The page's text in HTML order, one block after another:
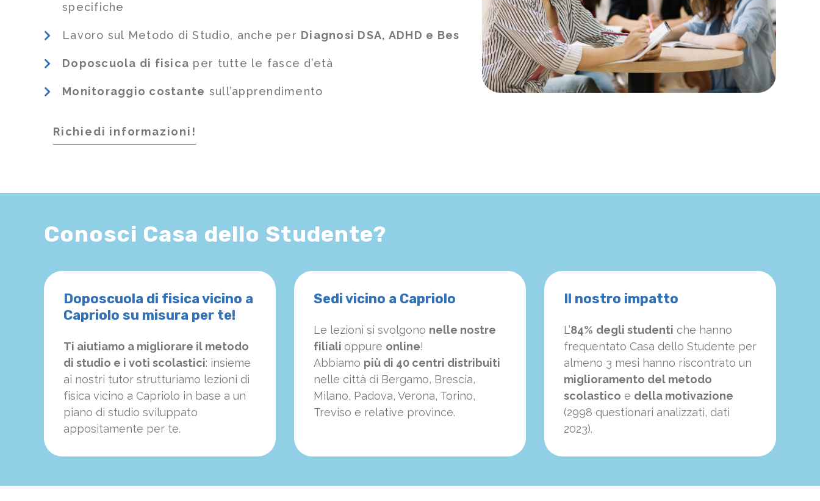
specifiche
Lavoro sul Metodo di Studio, anche per Diagnosi DSA, ADHD e Bes
Doposcuola di fisica per tutte le fasce d’età
Monitoraggio costante sull’apprendimento
Richiedi informazioni!
Conosci Casa dello Studente?
Doposcuola di fisica vicino a
Capriolo su misura per te!
Ti aiutiamo a migliorare il metodo
di studio e i voti scolastici: insieme
ai nostri tutor strutturiamo lezioni di
fisica vicino a Capriolo in base a un
piano di studio sviluppato
appositamente per te.
Sedi vicino a Capriolo
Le lezioni si svolgono nelle nostre
filiali oppure online!
Abbiamo più di 40 centri distribuiti
nelle città di Bergamo, Brescia,
Milano, Padova, Verona, Torino,
Treviso e relative province.
Il nostro impatto
L’84% degli studenti che hanno
frequentato Casa dello Studente per
almeno 3 mesi hanno riscontrato un
miglioramento del metodo
scolastico e della motivazione
(2998 questionari analizzati, dati
2023).